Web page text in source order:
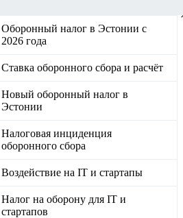
Оборонный налог в Эстонии с
2026 года
Ставка оборонного сбора и расчёт
Новый оборонный налог в
Эстонии
Налоговая инциденция
оборонного сбора
Воздействие на IT и стартапы
Налог на оборону для IT и
стартапов